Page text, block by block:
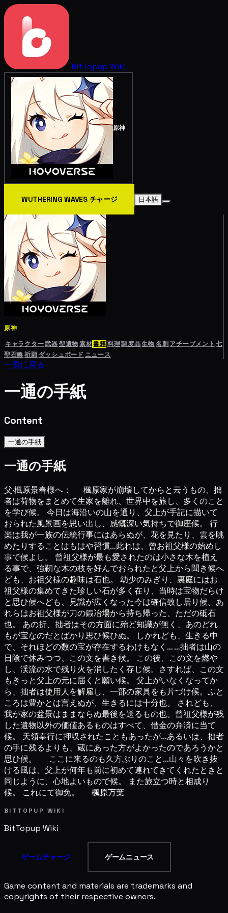
BitTopup Wiki
原神
WUTHERING WAVES チャージ 日本語
原神
キャラクター武器聖遺物素材書籍料理調度品生物名刺 アチーブメント 七
聖召喚祈願 ダッシュボード ニュース
一覧に戻る
一通の手紙
Content
一通の手紙
一通の手紙
父·楓原景春様へ： 楓原家が崩壊してからと云うもの、拙
者は荷物をまとめて生家を離れ、世界中を旅し、多くのこと
を学び候。 今日は海沿いの山を通り、父上が手記に描いて
おられた風景画を思い出し、感慨深い気持ちで御座候。 行
楽は我が一族の伝統行事にはあらぬが、花を見たり、雲を眺
めたりすることはもはや習慣…此れは、曾お祖父様の始めし
事で候よし。 曾祖父様が最も愛されたのは小さな木を植え
る事で、強靭な木の枝を好んでおられたと父上から聞き候へ
ども、お祖父様の趣味は石也。 幼少のみぎり、裏庭にはお
祖父様の集めてきた珍しい石が多く在り、当時は宝物だらけ
と思ひ候へども、見識が広くなった今は確信致し居り候。あ
れらはお祖父様が刀の鍛冶場から持ち帰った、ただの砥石
也。 あの折、拙者はその方面に殆ど知識が無く、あのどれ
もが宝なのだとばかり思ひ候ひぬ。 しかれども、生きる中
で、それほどの数の宝が存在するわけもなく… …拙者は山の
日陰で休みつつ、この文を書き候。 この後、この文を燃や
し、渓流の水で残り火を消したく存じ候。さすれば、この文
もきっと父上の元に届くと願い候。 父上がいなくなってか
ら、拙者は使用人を解雇し、一部の家具をも片づけ候。ふと
ころは豊かとは言えぬが、生きるには十分也。 されども、
我が家の盆景はままならぬ最後を送るもの也。曾祖父様が残
した遺物以外の価値あるものはすべて、借金の弁済に当て
候。 天領奉行に押収されたこともあったが…あるいは、拙者
の手に残るよりも、蔵にあった方がよかったのであろうかと
思ひ候。 ここに来るのも久方ぶりのこと…山々を吹き抜
ける風は、父上が何年も前に初めて連れてきてくれたときと
同じように、心地よいもので候。 また旅立つ時と相成り
候。 これにて御免。 楓原万葉
BITTOPUP WIKI
BitTopup Wiki
ゲームチャージ ゲームニュース
Game content and materials are trademarks and
copyrights of their respective owners.